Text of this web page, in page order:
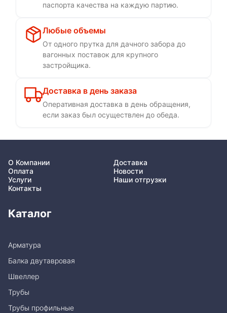
паспорта качества на каждую партию.
Любые объемы
От одного прутка для дачного забора до
вагонных поставок для крупного
застройщика.
Доставка в день заказа
Оперативная доставка в день обращения,
если заказ был осуществлен до обеда.
О Компании
Доставка
Оплата
Новости
Услуги
Наши отгрузки
Контакты
Каталог
Арматура
Балка двутавровая
Швеллер
Трубы
Трубы профильные